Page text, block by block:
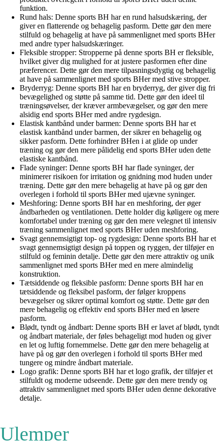
funktion.
Rund hals: Denne sports BH har en rund halsudskæring, der
giver en flatterende og behagelig pasform. Dette gør den mere
stilfuld og behagelig at have på sammenlignet med sports BHer
med andre typer halsudskæringer.
Fleksible stropper: Stropperne på denne sports BH er fleksible,
hvilket giver dig mulighed for at justere pasformen efter dine
præferencer. Dette gør den mere tilpasningsdygtig og behagelig
at have på sammenlignet med sports BHer med stive stropper.
Bryderryg: Denne sports BH har en bryderryg, der giver dig fri
bevægelighed og støtte på samme tid. Dette gør den ideel til
træningsøvelser, der kræver armbevægelser, og gør den mere
alsidig end sports BHer med andre rygdesign.
Elastisk kantbånd under barmen: Denne sports BH har et
elastisk kantbånd under barmen, der sikrer en behagelig og
sikker pasform. Dette forhindrer BHen i at glide op under
træning og gør den mere pålidelig end sports BHer uden dette
elastiske kantbånd.
Flade syninger: Denne sports BH har flade syninger, der
minimerer risikoen for irritation og gnidning mod huden under
træning. Dette gør den mere behagelig at have på og gør den
overlegen i forhold til sports BHer med ujævne syninger.
Meshforing: Denne sports BH har en meshforing, der øger
åndbarheden og ventilationen. Dette holder dig køligere og mere
komfortabel under træning og gør den mere velegnet til intensiv
træning sammenlignet med sports BHer uden meshforing.
Svagt gennemsigtigt top- og rygdesign: Denne sports BH har et
svagt gennemsigtigt design på toppen og ryggen, der tilføjer en
stilfuld og feminin detalje. Dette gør den mere attraktiv og unik
sammenlignet med sports BHer med en mere almindelig
konstruktion.
Tætsiddende og fleksible pasform: Denne sports BH har en
tætsiddende og fleksibel pasform, der følger kroppens
bevægelser og sikrer optimal komfort og støtte. Dette gør den
mere behagelig og effektiv end sports BHer med en løsere
pasform.
Blødt, tyndt og åndbart: Denne sports BH er lavet af blødt, tyndt
og åndbart materiale, der føles behageligt mod huden og giver
en let og luftig fornemmelse. Dette gør den mere behagelig at
have på og gør den overlegen i forhold til sports BHer med
tungere og mindre åndbart materiale.
Logo grafik: Denne sports BH har et logo grafik, der tilføjer et
stilfuldt og moderne udseende. Dette gør den mere trendy og
attraktiv sammenlignet med sports BHer uden denne dekorative
detalje.
Ulemper